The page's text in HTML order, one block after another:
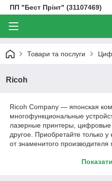
ПП "Бест Прінт" (31107469)
Товари та послуги
Ricoh
Ricoh Company — японская
многофункциональные
лазерные принтеры,
другое. Приобретайте только
от знаменитого
От компании ЧП "Бэст Принт".